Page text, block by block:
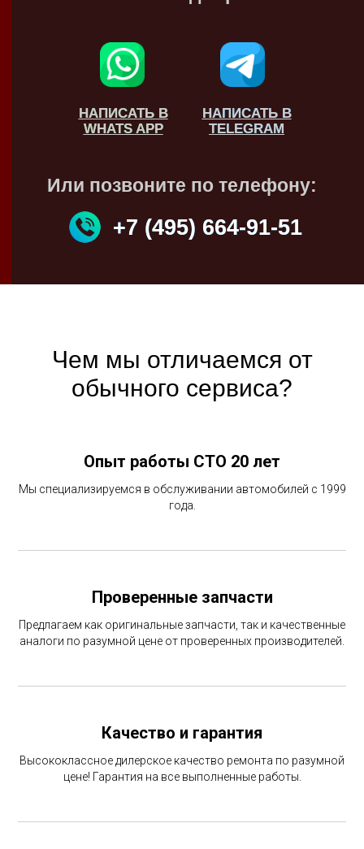
+7 (495) 664-91-51
Или позвоните по телефону:
НАПИСАТЬ В
TELEGRAM
НАПИСАТЬ В
WHATS APP
НАПИСАТЬ В
WHATS APP
НАПИСАТЬ В
TELEGRAM
+7 (495) 664-91-51
Чем мы отличаемся от
обычного сервиса?
Опыт работы СТО 20 лет
Мы специализируемся в обслуживании автомобилей с 1999
года.
Проверенные запчасти
Предлагаем как оригинальные запчасти, так и качественные
аналоги по разумной цене от проверенных производителей.
Качество и гарантия
Высококлассное дилерское качество ремонта по разумной
цене! Гарантия на все выполненные работы.